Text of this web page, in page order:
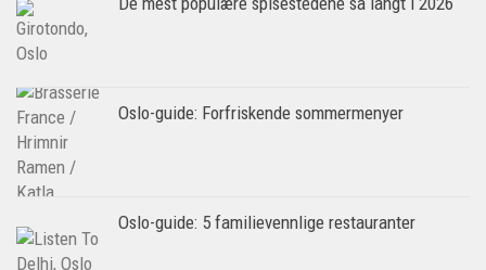
Oslo-guide: Forfriskende sommermenyer
Oslo-guide: 5 familievennlige restauranter